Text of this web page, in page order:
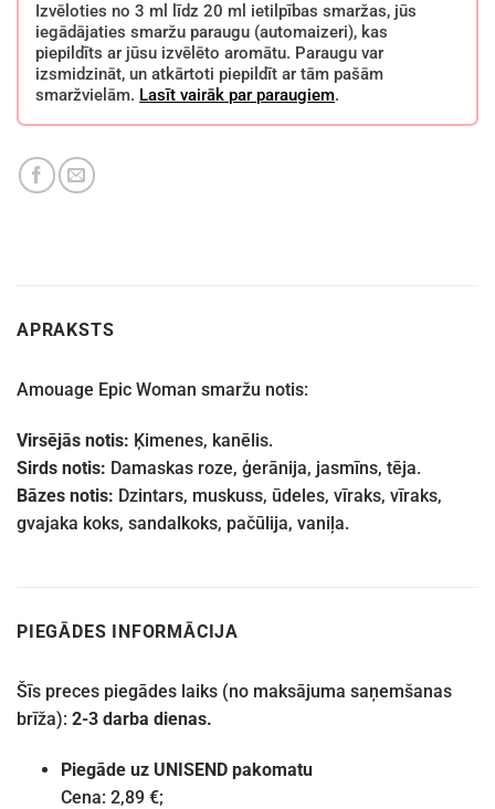
Izvēloties no 3 ml līdz 20 ml ietilpības smaržas, jūs
iegādājaties smaržu paraugu (automaizeri), kas
piepildīts ar jūsu izvēlēto aromātu. Paraugu var
izsmidzināt, un atkārtoti piepildīt ar tām pašām
smaržvielām. Lasīt vairāk par paraugiem.
APRAKSTS
Amouage Epic Woman smaržu notis:
Virsējās notis: Ķimenes, kanēlis.
Sirds notis: Damaskas roze, ģerānija, jasmīns, tēja.
Bāzes notis: Dzintars, muskuss, ūdeles, vīraks, vīraks,
gvajaka koks, sandalkoks, pačūlija, vaniļa.
PIEGĀDES INFORMĀCIJA
Šīs preces piegādes laiks (no maksājuma saņemšanas
brīža): 2-3 darba dienas.
Piegāde uz UNISEND pakomatu
Cena: 2,89 €;